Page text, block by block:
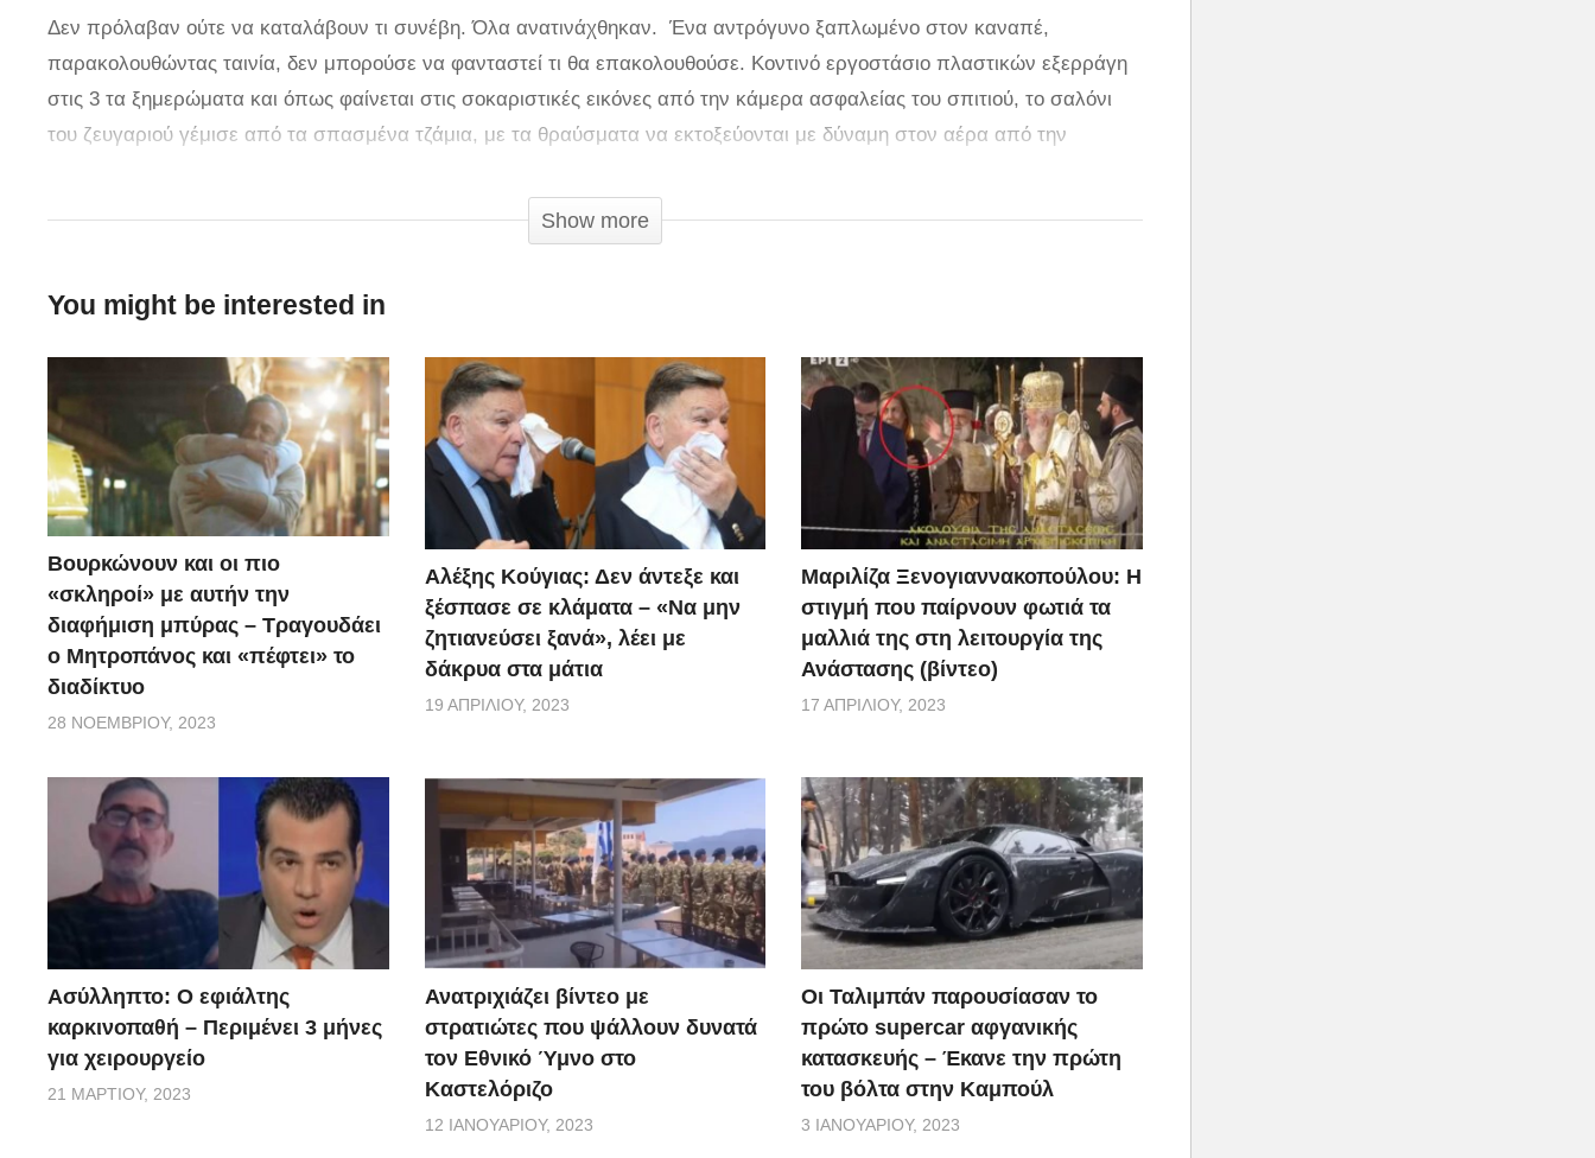
Δεν πρόλαβαν ούτε να καταλάβουν τι συνέβη. Όλα ανατινάχθηκαν. Ένα αντρόγυνο ξαπλωμένο στον καναπέ,
παρακολουθώντας ταινία, δεν μπορούσε να φανταστεί τι θα επακολουθούσε. Κοντινό εργοστάσιο πλαστικών εξερράγη
στις 3 τα ξημερώματα και όπως φαίνεται στις σοκαριστικές εικόνες από την κάμερα ασφαλείας του σπιτιού, το σαλόνι
του ζευγαριού γέμισε από τα σπασμένα τζάμια, με τα θραύσματα να εκτοξεύονται με δύναμη στον αέρα από την
Show more
You might be interested in
Βουρκώνουν και οι πιο
«σκληροί» με αυτήν την
διαφήμιση μπύρας – Τραγουδάει
ο Μητροπάνος και «πέφτει» το
διαδίκτυο
28 ΝΟΕΜΒΡΊΟΥ, 2023
Αλέξης Κούγιας: Δεν άντεξε και
ξέσπασε σε κλάματα – «Να μην
ζητιανεύσει ξανά», λέει με
δάκρυα στα μάτια
19 ΑΠΡΙΛΊΟΥ, 2023
Μαριλίζα Ξενογιαννακοπούλου: Η
στιγμή που παίρνουν φωτιά τα
μαλλιά της στη λειτουργία της
Ανάστασης (βίντεο)
17 ΑΠΡΙΛΊΟΥ, 2023
Ασύλληπτο: Ο εφιάλτης
καρκινοπαθή – Περιμένει 3 μήνες
για χειρουργείο
21 ΜΑΡΤΊΟΥ, 2023
Ανατριχιάζει βίντεο με
στρατιώτες που ψάλλουν δυνατά
τον Εθνικό Ύμνο στο
Καστελόριζο
12 ΙΑΝΟΥΑΡΊΟΥ, 2023
Οι Ταλιμπάν παρουσίασαν το
πρώτο supercar αφγανικής
κατασκευής – Έκανε την πρώτη
του βόλτα στην Καμπούλ
3 ΙΑΝΟΥΑΡΊΟΥ, 2023